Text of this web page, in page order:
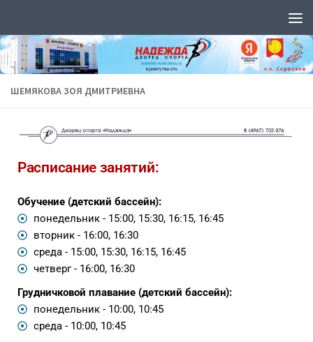
ШЕМЯКОВА ЗОЯ ДМИТРИЕВНА
Расписание занятий:
Обучение (детский бассейн):
понедельник - 15:00, 15:30, 16:15, 16:45
вторник - 16:00, 16:30
среда - 15:00, 15:30, 16:15, 16:45
четверг - 16:00, 16:30
Грудничковой плавание (детский бассейн):
понедельник - 10:00, 10:45
среда - 10:00, 10:45